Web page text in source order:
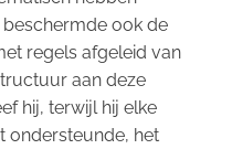
beschermde ook de
regels afgeleid van
aan deze
hij, terwijl hij elke
ondersteunde, het